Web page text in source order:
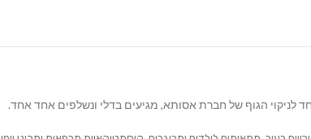
לניקוי הגוף של חברת אסותא, מגיעים בדלי ונשלפים אחד אחד.